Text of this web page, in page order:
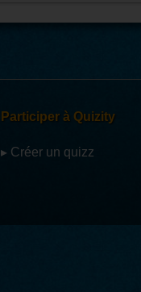
Participer à Quizity
▸ Créer un quizz